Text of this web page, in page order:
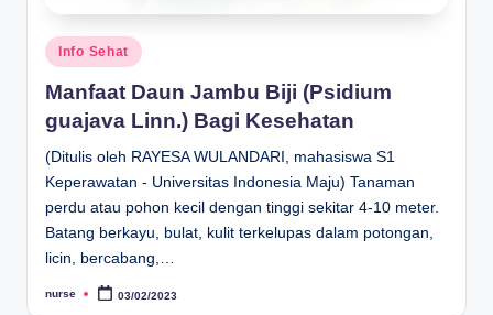
Posted
in
Info Sehat
Manfaat Daun Jambu Biji (Psidium
guajava Linn.) Bagi Kesehatan
(Ditulis oleh RAYESA WULANDARI, mahasiswa S1
Keperawatan - Universitas Indonesia Maju) Tanaman
perdu atau pohon kecil dengan tinggi sekitar 4-10 meter.
Batang berkayu, bulat, kulit terkelupas dalam potongan,
licin, bercabang,…
Posted
nurse 03/02/2023